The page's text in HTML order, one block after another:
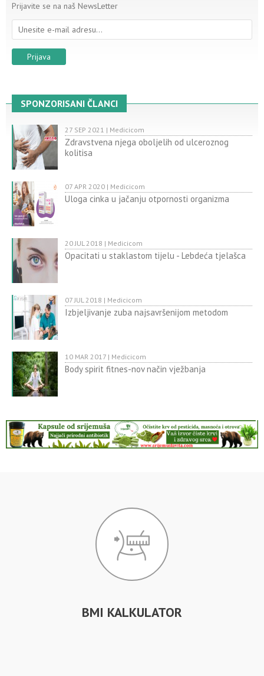
Prijavite se na naš NewsLetter
SPONZORISANI ČLANCI
27 SEP 2021 | Medicicom
Zdravstvena njega oboljelih od ulceroznog
kolitisa
07 APR 2020 | Medicicom
Uloga cinka u jačanju otpornosti organizma
20 JUL 2018 | Medicicom
Opacitati u staklastom tijelu - Lebdeća tjelašca
07 JUL 2018 | Medicicom
Izbjeljivanje zuba najsavršenijom metodom
10 MAR 2017 | Medicicom
Body spirit fitnes-nov način vježbanja
BMI KALKULATOR